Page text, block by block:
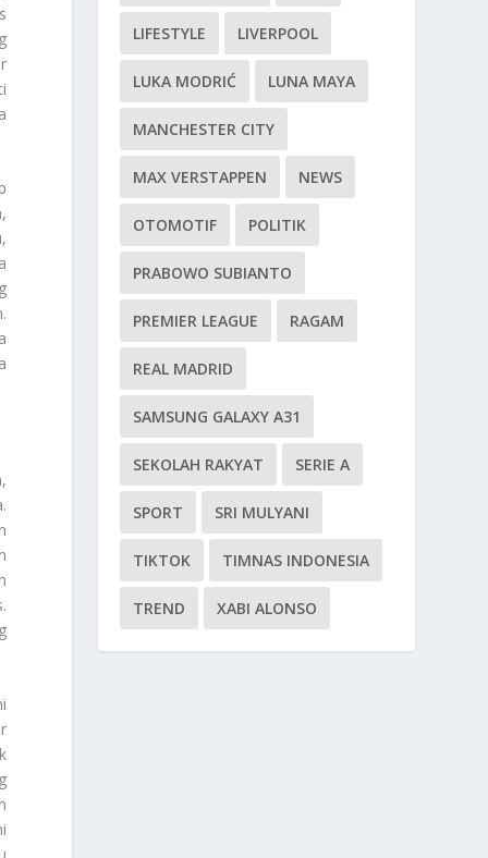
LIFESTYLE LIVERPOOL
LUKA MODRIĆ LUNA MAYA
MANCHESTER CITY
MAX VERSTAPPEN NEWS
OTOMOTIF POLITIK
PRABOWO SUBIANTO
PREMIER LEAGUE RAGAM
REAL MADRID
SAMSUNG GALAXY A31
SEKOLAH RAKYAT SERIE A
SPORT SRI MULYANI
TIKTOK TIMNAS INDONESIA
TREND XABI ALONSO